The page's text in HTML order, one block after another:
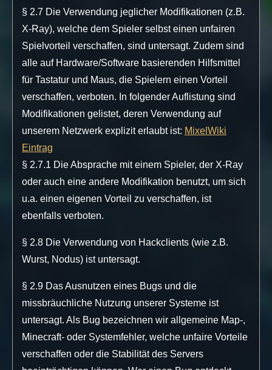
§ 2.7 Die Verwendung jeglicher Modifikationen (z.B.
X-Ray), welche dem Spieler selbst einen unfairen
Spielvorteil verschaffen, sind untersagt. Zudem sind
alle auf Hardware/Software basierenden Hilfsmittel
für Tastatur und Maus, die Spielern einen Vorteil
verschaffen, verboten. In folgender Auflistung sind
Modifikationen gelistet, deren Verwendung auf
unserem Netzwerk explizit erlaubt ist: MixelWiki
Eintrag
§ 2.7.1 Die Absprache mit einem Spieler, der X-Ray
oder auch eine andere Modifikation benutzt, um sich
u.a. einen eigenen Vorteil zu verschaffen, ist
ebenfalls verboten.
§ 2.8 Die Verwendung von Hackclients (wie z.B.
Wurst, Nodus) ist untersagt.
§ 2.9 Das Ausnutzen eines Bugs und die
missbräuchliche Nutzung unserer Systeme ist
untersagt. Als Bug bezeichnen wir allgemeine Map-,
Minecraft- oder Systemfehler, welche unfaire Vorteile
verschaffen oder die Stabilität des Servers